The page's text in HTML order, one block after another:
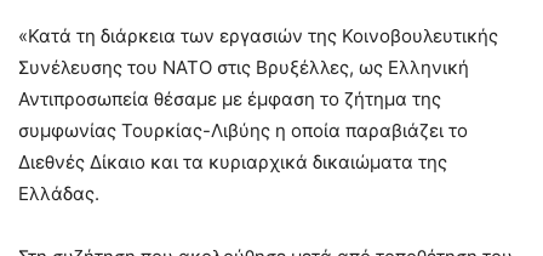
«Κατά τη διάρκεια των εργασιών της Κοινοβουλευτικής
Συνέλευσης του ΝΑΤΟ στις Βρυξέλλες, ως Ελληνική
Αντιπροσωπεία θέσαμε με έμφαση το ζήτημα της
συμφωνίας Τουρκίας-Λιβύης η οποία παραβιάζει το
Διεθνές Δίκαιο και τα κυριαρχικά δικαιώματα της
Ελλάδας.